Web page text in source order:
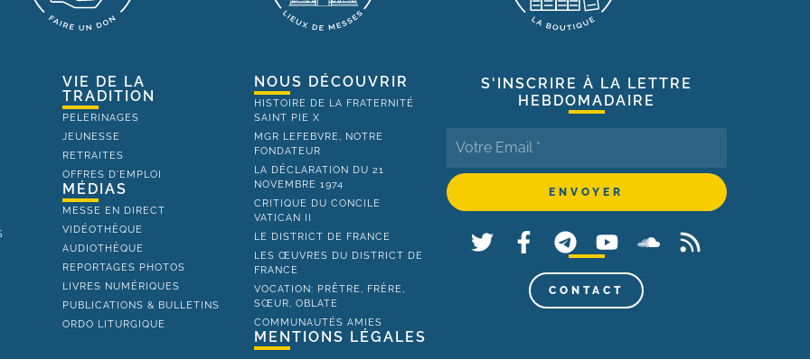
VIE DE LA
TRADITION
PELERINAGES
JEUNESSE
RETRAITES
OFFRES D'EMPLOI
MÉDIAS
MESSE EN DIRECT
VIDÉOTHÈQUE
AUDIOTHÈQUE
REPORTAGES PHOTOS
LIVRES NUMÉRIQUES
PUBLICATIONS & BULLETINS
ORDO LITURGIQUE
NOUS DÉCOUVRIR
HISTOIRE DE LA FRATERNITÉ
SAINT PIE X
MGR LEFEBVRE, NOTRE
FONDATEUR
LA DÉCLARATION DU 21
NOVEMBRE 1974
CRITIQUE DU CONCILE
VATICAN II
LE DISTRICT DE FRANCE
LES ŒUVRES DU DISTRICT DE
FRANCE
VOCATION: PRÊTRE, FRÈRE,
SŒUR, OBLATE
COMMUNAUTÉS AMIES
MENTIONS LÉGALES
S'INSCRIRE À LA LETTRE
HEBDOMADAIRE
CONTACT